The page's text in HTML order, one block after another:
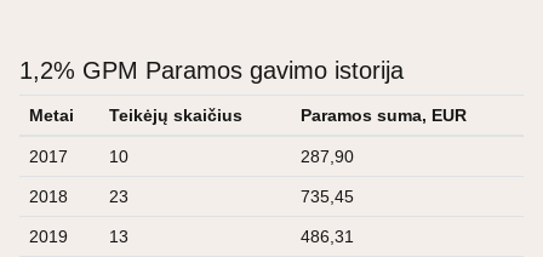
1,2% GPM Paramos gavimo istorija
Metai Teikėjų skaičius Paramos suma, EUR
2017 10 287,90
2018 23 735,45
2019 13 486,31